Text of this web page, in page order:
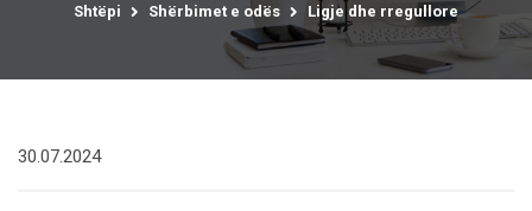
Shtëpi Shërbimet e odës Ligje dhe rregullore
30.07.2024